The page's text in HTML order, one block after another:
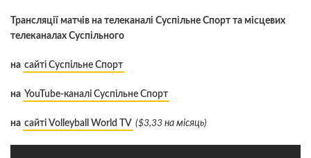
Трансляції матчів на телеканалі Суспільне Спорт та місцевих
телеканалах Суспільного
на сайті Суспільне Спорт
на YouTube-каналі Суспільне Спорт
на сайті Volleyball World TV ($3,33 на місяць)